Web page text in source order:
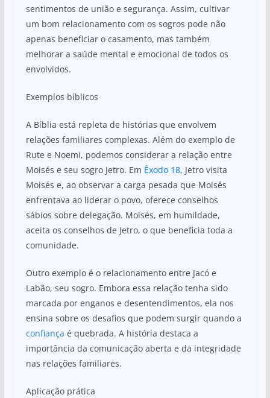
sentimentos de união e segurança. Assim, cultivar
um bom relacionamento com os sogros pode não
apenas beneficiar o casamento, mas também
melhorar a saúde mental e emocional de todos os
envolvidos.
Exemplos bíblicos
A Bíblia está repleta de histórias que envolvem
relações familiares complexas. Além do exemplo de
Rute e Noemi, podemos considerar a relação entre
Moisés e seu sogro Jetro. Em Êxodo 18, Jetro visita
Moisés e, ao observar a carga pesada que Moisés
enfrentava ao liderar o povo, oferece conselhos
sábios sobre delegação. Moisés, em humildade,
aceita os conselhos de Jetro, o que beneficia toda a
comunidade.
Outro exemplo é o relacionamento entre Jacó e
Labão, seu sogro. Embora essa relação tenha sido
marcada por enganos e desentendimentos, ela nos
ensina sobre os desafios que podem surgir quando a
confiança é quebrada. A história destaca a
importância da comunicação aberta e da integridade
nas relações familiares.
Aplicação prática